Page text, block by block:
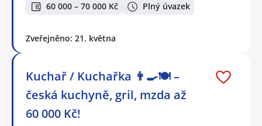
60 000 – 70 000 Kč Plný úvazek
Zveřejněno: 21. května
Kuchař / Kuchařka 👨‍🍳🍽️ –
česká kuchyně, gril, mzda až
60 000 Kč!